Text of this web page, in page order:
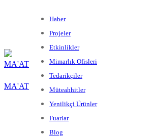
MA'AT
Haber
Projeler
Etkinlikler
Mimarlık Ofisleri
Tedarikçiler
Müteahhitler
Yenilikçi Ürünler
Fuarlar
Blog